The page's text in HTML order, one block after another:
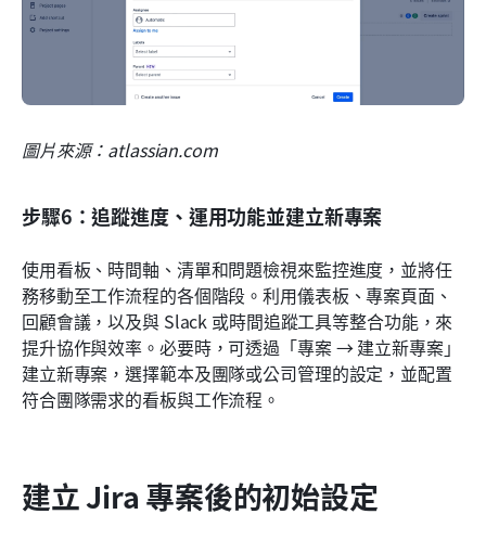
圖片來源：atlassian.com
步驟6：追蹤進度、運用功能並建立新專案
使用看板、時間軸、清單和問題檢視來監控進度，並將任
務移動至工作流程的各個階段。利用儀表板、專案頁面、
回顧會議，以及與 Slack 或時間追蹤工具等整合功能，來
提升協作與效率。必要時，可透過「專案 → 建立新專案」
建立新專案，選擇範本及團隊或公司管理的設定，並配置
符合團隊需求的看板與工作流程。
建立 Jira 專案後的初始設定